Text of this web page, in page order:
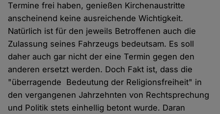
Termine frei haben, genießen Kirchenaustritte
anscheinend keine ausreichende Wichtigkeit.
Natürlich ist für den jeweils Betroffenen auch die
Zulassung seines Fahrzeugs bedeutsam. Es soll
daher auch gar nicht der eine Termin gegen den
anderen ersetzt werden. Doch Fakt ist, dass die
"überragende Bedeutung der Religionsfreiheit" in
den vergangenen Jahrzehnten von Rechtsprechung
und Politik stets einhellig betont wurde. Daran